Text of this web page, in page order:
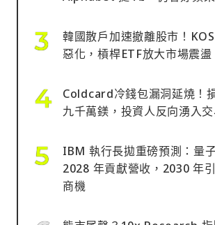
韓國散戶加速撤離股市！
惡化，槓桿ETF放大市場震盪
Coldcard冷錢包漏洞延燒！
九千萬鎂，投資人反向湧入
IBM 執行長拋重磅預測：量
2028 年貢獻營收，2030 年
商機